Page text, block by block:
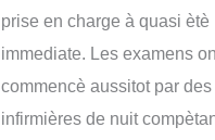
prise en charge à quasi ètè
immediate. Les examens on
commencè aussitot par des
infirmières de nuit